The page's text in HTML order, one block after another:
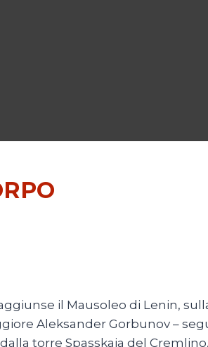
il Mausoleo di Lenin, sulla
Aleksander Gorbunov –
torre Spasskaja del